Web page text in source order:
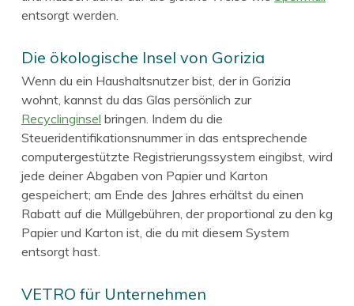
entsorgt werden.
Die ökologische Insel von Gorizia
Wenn du ein Haushaltsnutzer bist, der in Gorizia
wohnt, kannst du das Glas persönlich zur
Recyclinginsel bringen. Indem du die
Steueridentifikationsnummer in das entsprechende
computergestützte Registrierungssystem eingibst, wird
jede deiner Abgaben von Papier und Karton
gespeichert; am Ende des Jahres erhältst du einen
Rabatt auf die Müllgebühren, der proportional zu den kg
Papier und Karton ist, die du mit diesem System
entsorgt hast.
VETRO für Unternehmen